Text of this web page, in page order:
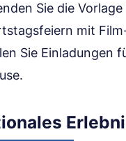
Sie die
mit
Sie Einladungen